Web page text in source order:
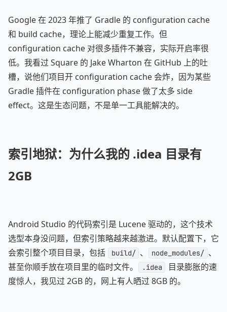
Google 在 2023 年推了 Gradle 的 configuration cache
和 build cache，理论上能减少重复工作。但
configuration cache 对很多插件不兼容，实际开启率很
低。我看过 Square 的 Jake Wharton 在 GitHub 上的吐
槽，说他们项目开 configuration cache 会炸，因为某些
Gradle 插件在 configuration phase 做了太多 side
effect。这是生态问题，不是单一工具能解决的。
索引地狱：为什么我的 .idea 目录有
2GB
Android Studio 的代码索引是 Lucene 驱动的，这个技术
选型本身没问题，但索引策略越来越激进。默认配置下，它
会索引整个项目目录，包括
build/ 、 node_modules/ 、
甚至你顺手放在项目里的临时文件。
.idea
目录膨胀的速
度惊人，我见过 2GB 的，网上有人晒过 8GB 的。